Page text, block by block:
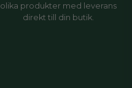
olika produkter med leverans
direkt till din butik.